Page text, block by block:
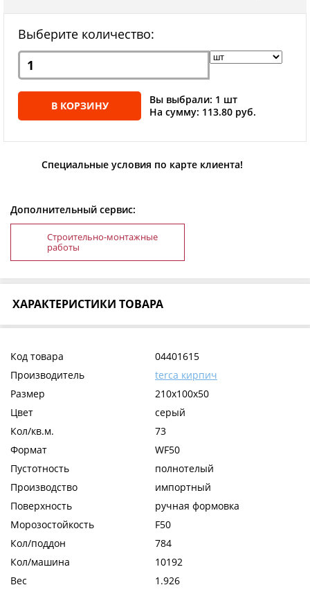
Выберите количество:
В КОРЗИНУ
Вы выбрали: 1 шт
На сумму: 113.80 руб.
Специальные условия по карте клиента!
Дополнительный сервис:
Строительно-монтажные
работы
ХАРАКТЕРИСТИКИ ТОВАРА
Код товара
04401615
Производитель
terca кирпич
Размер
210x100x50
Цвет
серый
Кол/кв.м.
73
Формат
WF50
Пустотность
полнотелый
Производство
импортный
Поверхность
ручная формовка
Морозостойкость
F50
Кол/поддон
784
Кол/машина
10192
Вес
1.926